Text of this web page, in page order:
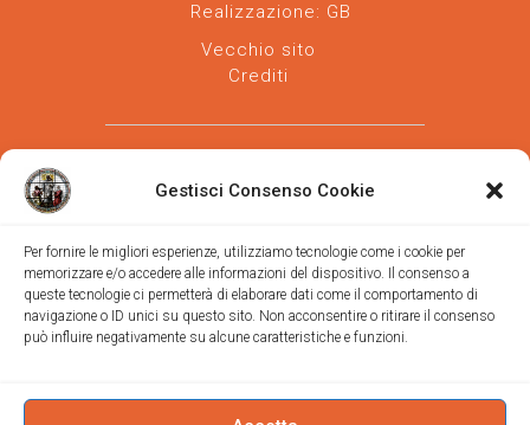
Gestisci Consenso Cookie
Per fornire le migliori esperienze, utilizziamo tecnologie come i cookie per
memorizzare e/o accedere alle informazioni del dispositivo. Il consenso a
queste tecnologie ci permetterà di elaborare dati come il comportamento di
navigazione o ID unici su questo sito. Non acconsentire o ritirare il consenso
può influire negativamente su alcune caratteristiche e funzioni.
Realizzazione: GB
Vecchio sito
Crediti
Parrocchia san Vincenzo de' Paoli-Diocesi
di Trieste
via Vittorino da Feltre, 11 (chiesa)
Trieste